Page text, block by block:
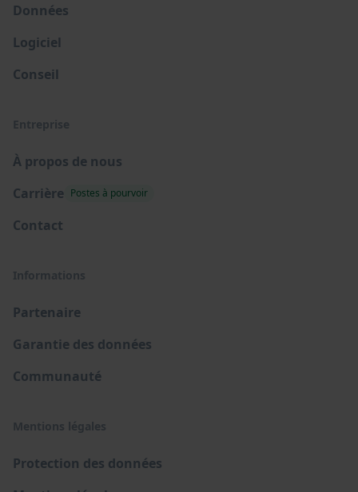
Données
Logiciel
Conseil
Entreprise
À propos de nous
Carrière Postes à pourvoir
Contact
Informations
Partenaire
Garantie des données
Communauté
Mentions légales
Protection des données